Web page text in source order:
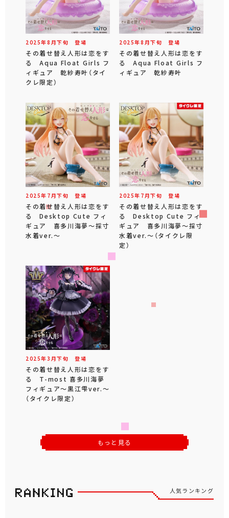
2025年8 月下旬 登場
その着せ替え人形は恋をす
る Aqua Float Girls フ
ィギュア 乾紗寿叶（タイ
クレ限定）
2025年8 月下旬 登場
その着せ替え人形は恋をす
る Aqua Float Girls フ
ィギュア 乾紗寿叶
2025年 7 月下旬 登場
その着せ替え人形は恋をす
る Desktop Cute フィ
ギュア 喜多川海夢～採寸
水着ver.～
2025年 7 月下旬 登場
その着せ替え人形は恋をす
る Desktop Cute フィ
ギュア 喜多川海夢～採寸
水着ver.～（タイクレ限
定）
2025年3 月下旬 登場
その着せ替え人形は恋をす
る T-most 喜多川海夢
フィギュア～黒江雫ver.～
（タイクレ限定）
もっと見る
人気ランキング